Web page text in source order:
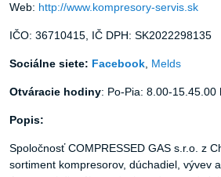
Web: http://www.kompresory-servis.sk
IČO: 36710415, IČ DPH: SK2022298135
Sociálne siete: Facebook, Melds
Otváracie hodiny: Po-Pia: 8.00-15.45.00
Popis:
Spoločnosť COMPRESSED GAS s.r.o. z
sortiment kompresorov, dúchadiel, vývev